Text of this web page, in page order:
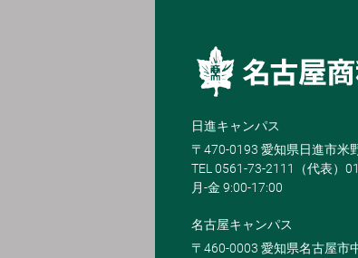
日進キャンパス
〒470-0193 愛知県日進市米
TEL 0561-73-2111（代表）
月-金 9:00-17:00
名古屋キャンパス
〒460-0003 愛知県名古屋市